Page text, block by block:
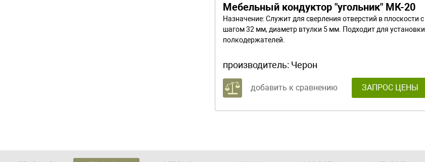
Мебельный кондуктор "угольник" МК-20
Назначение: Служит для сверления отверстий в плоскости с
шагом 32 мм, диаметр втулки 5 мм. Подходит для установки
полкодержателей.
производитель: Черон
добавить к сравнению ЗАПРОС ЦЕНЫ